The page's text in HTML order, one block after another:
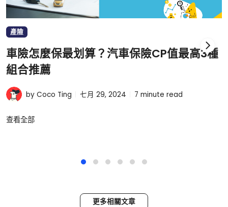
產險
車險怎麼保最划算？汽車保險CP值最高3種
組合推薦
by Coco Ting 七月 29, 2024 7 minute read
查看全部
更多相關文章